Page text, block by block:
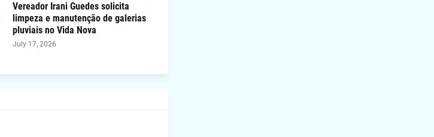
Vereador Irani Guedes solicita
limpeza e manutenção de galerias
pluviais no Vida Nova
July 17, 2026